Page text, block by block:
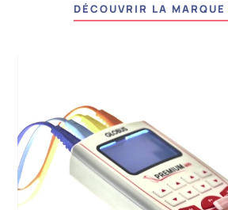
DÉCOUVRIR LA